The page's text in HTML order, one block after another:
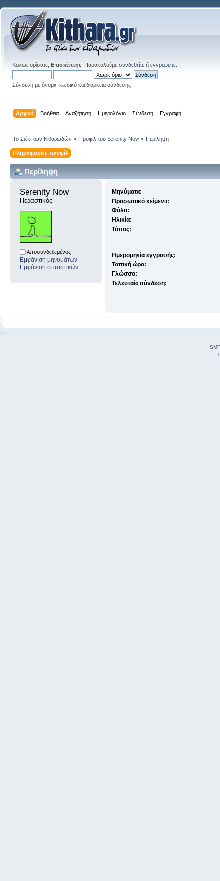
Καλώς ορίσατε, Επισκέπτης . Παρακαλούμε συνδεθείτε ή εγγραφείτε
Σύνδεση με όνομα, κωδικό και διάρκεια σύνδεσης
Αρχική Βοήθεια Αναζήτηση Ημερολόγιο Σύνδεση Εγγραφή
Το Στέκι των Κιθαρωδών » Προφίλ του Serenity Now» Περίληψη
Πληροφορίες προφίλ
Περίληψη
Serenity Now
Περαστικός
Αποσυνδεδεμένος
Εμφάνιση μηνυμάτων
Εμφάνιση στατιστικών
Μηνύματα:
Προσωπικό κείμενο:
Φύλο:
Ηλικία:
Τόπος:
Ημερομηνία εγγραφής:
Τοπική ώρα:
Γλώσσα:
Τελευταία σύνδεση: